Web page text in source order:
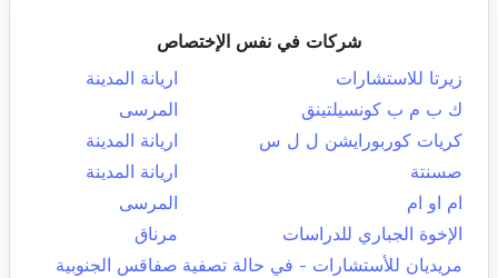
شركات في نفس الإختصاص
زيرتا للاستشارات
اريانة المدينة
ك ب م ب كونسيلتينق
المرسى
كريات كوربورايشن ل ل س
اريانة المدينة
صسنتة
اريانة المدينة
ام او ام
المرسى
الإخوة الجباري للدراسات
مرناق
مريديان للأستشارات - في حالة تصفية صفاقس الجنوبية